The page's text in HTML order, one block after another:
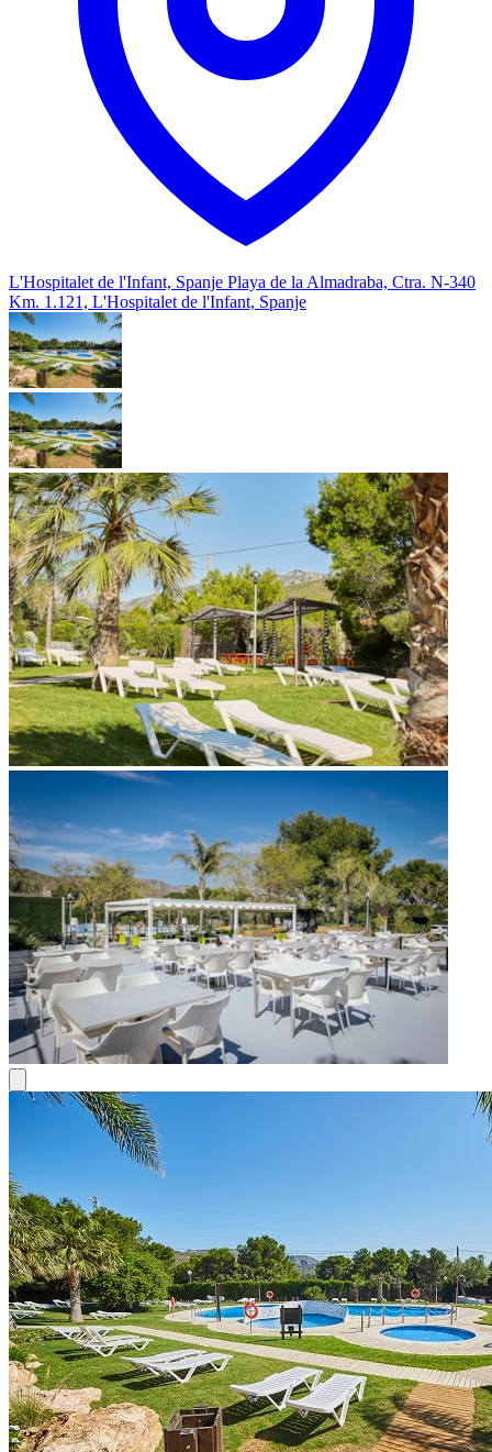
L'Hospitalet de l'Infant, Spanje Playa de la Almadraba, Ctra. N-340
Km. 1.121, L'Hospitalet de l'Infant, Spanje